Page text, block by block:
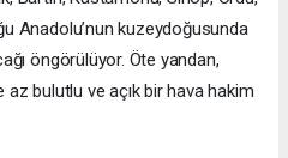
Anadolu’nun kuzeydoğusunda
öngörülüyor. Öte yandan,
bulutlu ve açık bir hava hakim